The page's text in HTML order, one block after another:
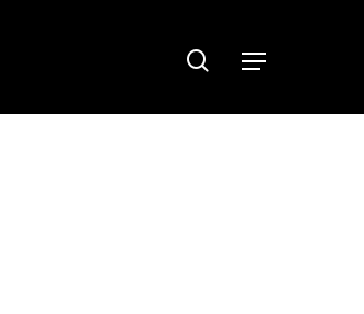
Menu
search